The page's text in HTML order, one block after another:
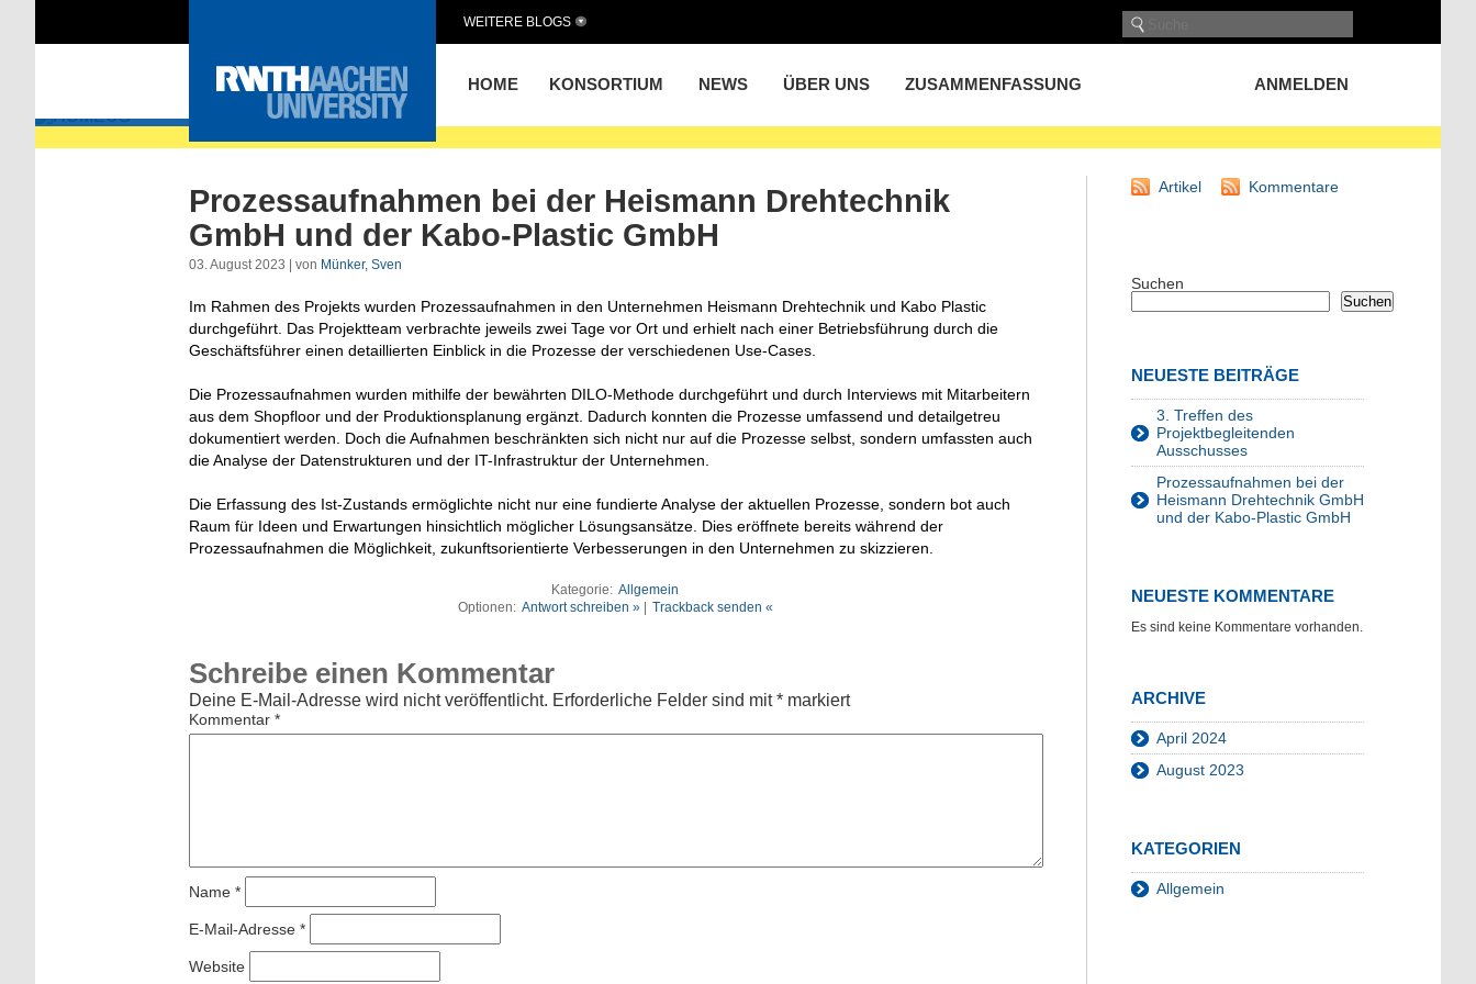
HOME KONSORTIUM NEWS ÜBER UNS ZUSAMMENFASSUNG ANMELDEN
WEITERE BLOGS
HUMEUS
Prozessaufnahmen bei der Heismann Drehtechnik
GmbH und der Kabo-Plastic GmbH
03. August 2023 | von Münker, Sven
Im Rahmen des Projekts wurden Prozessaufnahmen in den Unternehmen Heismann Drehtechnik und Kabo Plastic
durchgeführt. Das Projektteam verbrachte jeweils zwei Tage vor Ort und erhielt nach einer Betriebsführung durch die
Geschäftsführer einen detaillierten Einblick in die Prozesse der verschiedenen Use-Cases.
Die Prozessaufnahmen wurden mithilfe der bewährten DILO-Methode durchgeführt und durch Interviews mit Mitarbeitern
aus dem Shopfloor und der Produktionsplanung ergänzt. Dadurch konnten die Prozesse umfassend und detailgetreu
dokumentiert werden. Doch die Aufnahmen beschränkten sich nicht nur auf die Prozesse selbst, sondern umfassten auch
die Analyse der Datenstrukturen und der IT-Infrastruktur der Unternehmen.
Die Erfassung des Ist-Zustands ermöglichte nicht nur eine fundierte Analyse der aktuellen Prozesse, sondern bot auch
Raum für Ideen und Erwartungen hinsichtlich möglicher Lösungsansätze. Dies eröffnete bereits während der
Prozessaufnahmen die Möglichkeit, zukunftsorientierte Verbesserungen in den Unternehmen zu skizzieren.
Kategorie: Allgemein
Optionen: Antwort schreiben »| Trackback senden «
Schreibe einen Kommentar
Deine E-Mail-Adresse wird nicht veröffentlicht. Erforderliche Felder sind mit* markiert
Kommentar *
Name *
E-Mail-Adresse *
Website
Artikel Kommentare
Suchen
Suchen
NEUESTE BEITRÄGE
3. Treffen des
Projektbegleitenden
Ausschusses
Prozessaufnahmen bei der
Heismann Drehtechnik GmbH
und der Kabo-Plastic GmbH
NEUESTE KOMMENTARE
Es sind keine Kommentare vorhanden.
ARCHIVE
April 2024
August 2023
KATEGORIEN
Allgemein